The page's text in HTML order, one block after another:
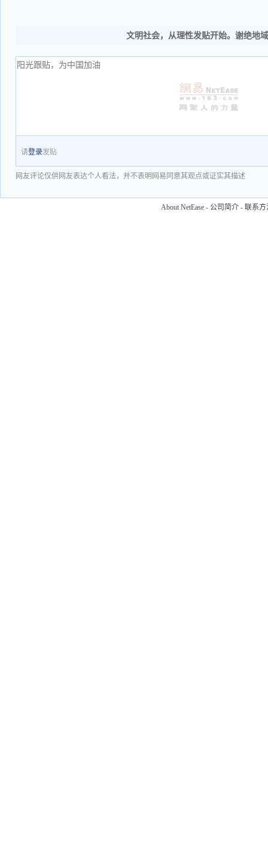
文明社会，从理性发贴开始。谢绝地
请登录发贴
网友评论仅供网友表达个人看法，并不表明网易同意其观点或证实其描述
About NetEase - 公司简介 - 联系方